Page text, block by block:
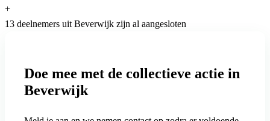
+
13 deelnemers uit Beverwijk zijn al aangesloten
Doe mee met de collectieve actie in
Beverwijk